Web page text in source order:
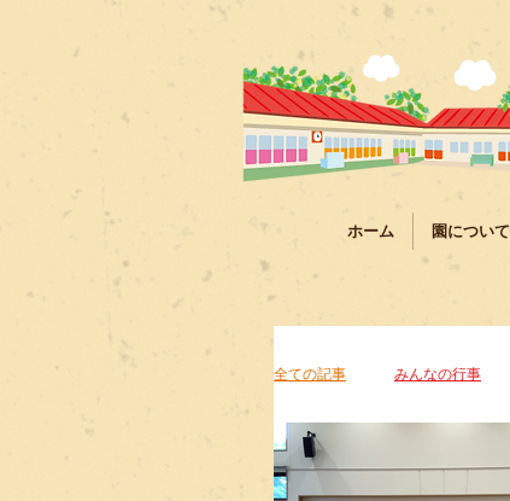
ホーム 園について
全ての記事 みんなの行事